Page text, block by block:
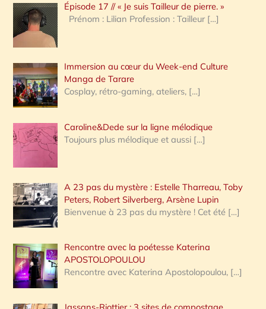
h
e
:
Épisode 17 // « Je suis Tailleur de pierre. »
Prénom : Lilian Profession : Tailleur […]
Immersion au cœur du Week-end Culture
Manga de Tarare
Cosplay, rétro-gaming, ateliers, […]
Caroline&Dede sur la ligne mélodique
Toujours plus mélodique et aussi […]
A 23 pas du mystère : Estelle Tharreau, Toby
Peters, Robert Silverberg, Arsène Lupin
Bienvenue à 23 pas du mystère ! Cet été […]
Rencontre avec la poétesse Katerina
APOSTOLOPOULOU
Rencontre avec Katerina Apostolopoulou, […]